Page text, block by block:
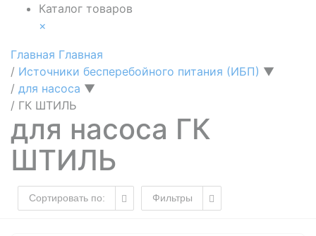
Каталог товаров
×
Главная Главная
/ Источники бесперебойного питания (ИБП) ▼
/ для насоса ▼
/ ГК ШТИЛЬ
для насоса ГК
ШТИЛЬ
Сортировать по: Фильтры